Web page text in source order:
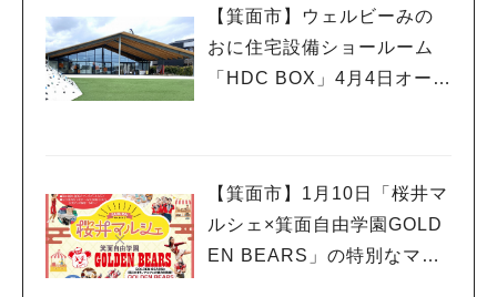
【箕面市】ウェルビーみの
おに住宅設備ショールーム
「HDC BOX」4月4日オープ
【箕面市】1月10日「桜井マ
ルシェ×箕面自由学園GOLD
EN BEARS」の特別なマル